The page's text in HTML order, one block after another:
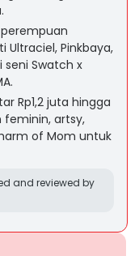
Ultraciel, Pinkbaya,
seni Swatch x
Rp1,2 juta hingga
feminin, artsy,
of Mom untuk
and reviewed by